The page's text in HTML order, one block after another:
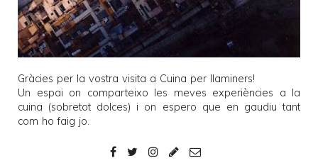
Gràcies per la vostra visita a Cuina per llaminers!
Un espai on comparteixo les meves experiències a la
cuina (sobretot dolces) i on espero que en gaudiu tant
com ho faig jo.